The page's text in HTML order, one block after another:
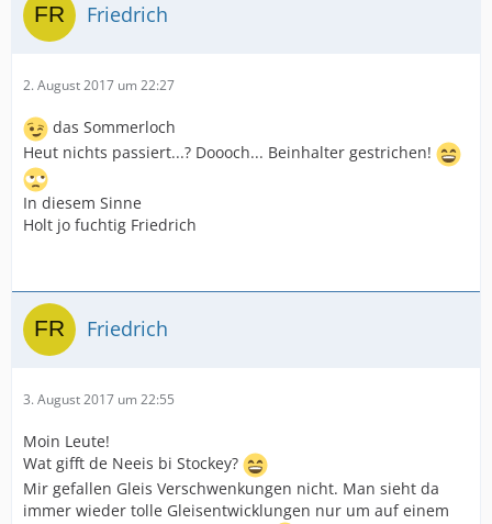
Friedrich
2. August 2017 um 22:27
das Sommerloch
Heut nichts passiert...? Doooch... Beinhalter gestrichen!
In diesem Sinne
Holt jo fuchtig Friedrich
Friedrich
3. August 2017 um 22:55
Moin Leute!
Wat gifft de Neeis bi Stockey?
Mir gefallen Gleis Verschwenkungen nicht. Man sieht da
immer wieder tolle Gleisentwicklungen nur um auf einem